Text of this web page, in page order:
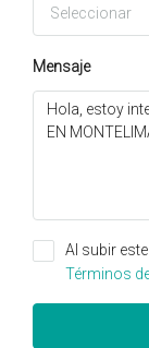
Seleccionar
Mensaje
Al subir
Términos